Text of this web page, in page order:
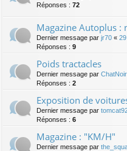
Réponses : 72
Magazine Autoplus :
Dernier message par jr70 «
Réponses : 9
Poids tractacles
Dernier message par ChatNoir
Réponses : 2
Exposition de
Dernier message par
Réponses : 6
Magazine : "KM/H"
Dernier message par